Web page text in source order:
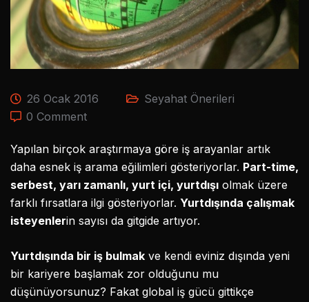
26 Ocak 2016
Seyahat Önerileri
0 Comment
Yapılan birçok araştırmaya göre iş arayanlar artık
daha esnek iş arama eğilimleri gösteriyorlar. Part-time,
serbest, yarı zamanlı, yurt içi, yurtdışı olmak üzere
farklı fırsatlara ilgi gösteriyorlar. Yurtdışında çalışmak
isteyenlerin sayısı da gitgide artıyor.
Yurtdışında bir iş bulmak ve kendi eviniz dışında yeni
bir kariyere başlamak zor olduğunu mu
düşünüyorsunuz? Fakat global iş gücü gittikçe